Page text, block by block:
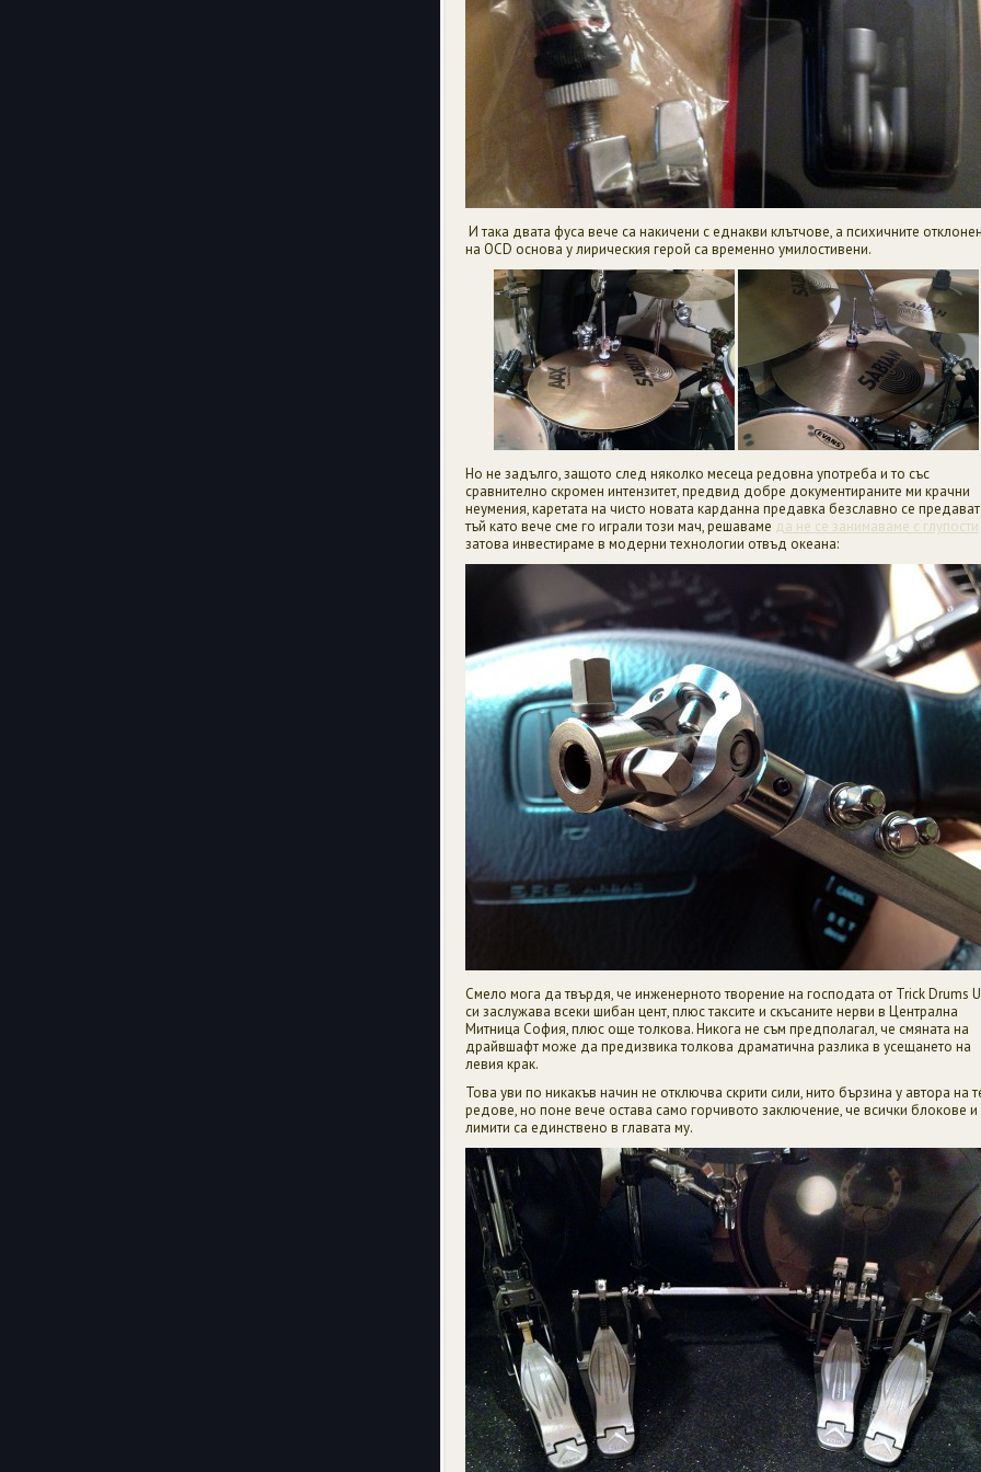
И така двата фуса вече са накичени с еднакви клътчове, а психичните
на OCD основа у лирическия герой са временно умилостивени.
Но не задълго, защото след няколко месеца редовна употреба и то със
сравнително скромен интензитет, предвид добре документираните ми крачни
неумения, каретата на чисто новата карданна предавка безславно се
тъй като вече сме го играли този мач, решаваме да не се занимаваме с глупости
затова инвестираме в модерни технологии отвъд океана:
Смело мога да твърдя, че инженерното творение на господата от Trick Drums
си заслужава всеки шибан цент, плюс таксите и скъсаните нерви в Централна
Митница София, плюс още толкова. Никога не съм предполагал, че смяната на
драйвшафт може да предизвика толкова драматична разлика в усещането на
левия крак.
Това уви по никакъв начин не отключва скрити сили, нито бързина у автора на
редове, но поне вече остава само горчивото заключение, че всички блокове и
лимити са единствено в главата му.